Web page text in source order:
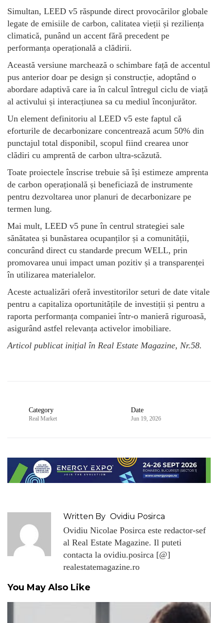
Simultan, LEED v5 răspunde direct provocărilor globale
legate de emisiile de carbon, calitatea vieții și reziliența
climatică, punând un accent fără precedent pe
performanța operațională a clădirii.
Această versiune marchează o schimbare față de accentul
pus anterior doar pe design și construcție, adoptând o
abordare adaptivă care ia în calcul întregul ciclu de viață
al activului și interacțiunea sa cu mediul înconjurător.
Un element definitoriu al LEED v5 este faptul că
eforturile de decarbonizare concentrează acum 50% din
punctajul total disponibil, scopul fiind crearea unor
clădiri cu amprentă de carbon ultra-scăzută.
Toate proiectele înscrise trebuie să își estimeze amprenta
de carbon operațională și beneficiază de instrumente
pentru dezvoltarea unor planuri de decarbonizare pe
termen lung.
Mai mult, LEED v5 pune în centrul strategiei sale
sănătatea și bunăstarea ocupanților și a comunității,
concurând direct cu standarde precum WELL, prin
promovarea unui impact uman pozitiv și a transparenței
în utilizarea materialelor.
Aceste actualizări oferă investitorilor seturi de date vitale
pentru a capitaliza oportunitățile de investiții și pentru a
raporta performanța companiei într-o manieră riguroasă,
asigurând astfel relevanța activelor imobiliare.
Articol publicat inițial în Real Estate Magazine, Nr.58.
Category
Real Market
Date
Jun 19, 2026
Written By Ovidiu Posirca
Ovidiu Nicolae Posirca este redactor-sef
al Real Estate Magazine. Il puteti
contacta la ovidiu.posirca [@]
realestatemagazine.ro
You May Also Like